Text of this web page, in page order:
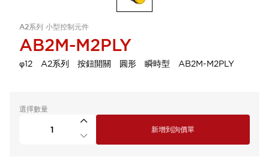
A2系列 小型控制元件
AB2M-M2PLY
φ12 A2系列 按鈕開關 圓形 瞬時型 AB2M-M2PLY
選擇數量
新增到詢價單